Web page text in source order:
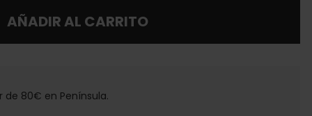
AÑADIR AL CARRITO
de 80€ en Península.